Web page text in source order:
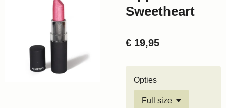
Sweetheart
€ 19,95
Opties